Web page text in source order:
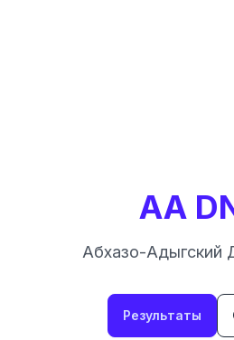
AA
Абхазо-Адыгский
Результаты